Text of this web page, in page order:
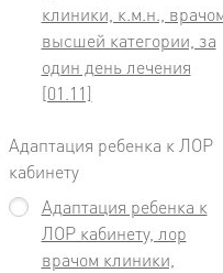
клиники, к.м.н.,
высшей категории, за
один день лечения
[01.11]
Адаптация ребенка к ЛОР
кабинету
Адаптация ребенка к
ЛОР кабинету, лор
врачом клиники,